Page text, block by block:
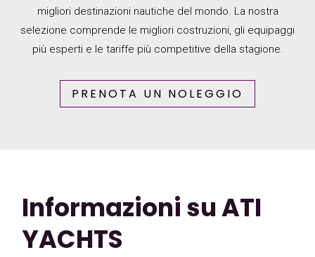
migliori destinazioni nautiche del mondo. La nostra
selezione comprende le migliori costruzioni, gli equipaggi
più esperti e le tariffe più competitive della stagione.
PRENOTA UN NOLEGGIO
Informazioni su ATI
YACHTS